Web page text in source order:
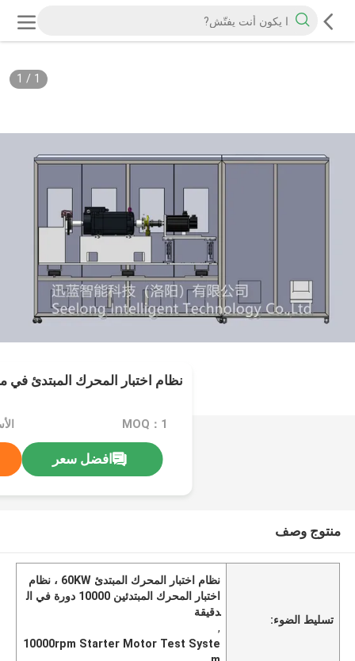
1
/
1
نظام اختبار المحرك المبتدئ في
MOQ：1
افضل سعر
منتوج وصف
تسليط الضوء:
نظام اختبار المحرك المبتدئ 60KW ، نظام
اختبار المحرك المبتدئين 10000 دورة في ال
دقيقة
,
10000rpm Starter Motor Test Syste